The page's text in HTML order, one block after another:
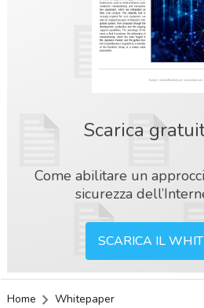
Scarica
Come abilitare un
sicurezza
SCARICA IL
Home Whitepaper